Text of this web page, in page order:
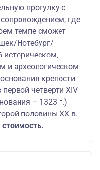
прогулку с
где
темпе сможет
Нотебург/
историческом,
и археологическом
крепости
четверти XIV
– 1323 г.)
половины XX в.